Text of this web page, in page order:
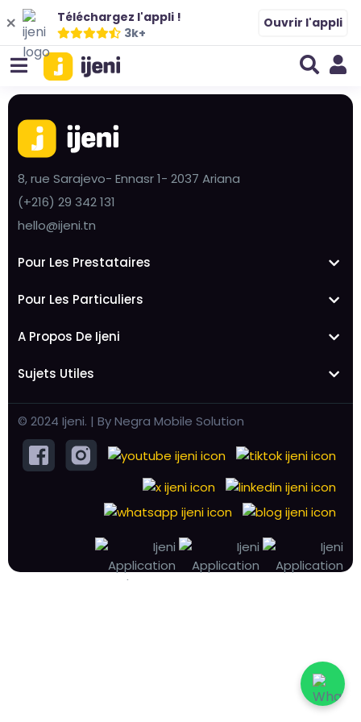
Téléchargez l'appli !
3k+
Ouvrir l'appli
8, rue Sarajevo- Ennasr 1- 2037 Ariana
(+216) 29 342 131
hello@ijeni.tn
Pour Les Prestataires
Pour Les Particuliers
A Propos De Ijeni
Sujets Utiles
© 2024 Ijeni. | By Negra Mobile Solution